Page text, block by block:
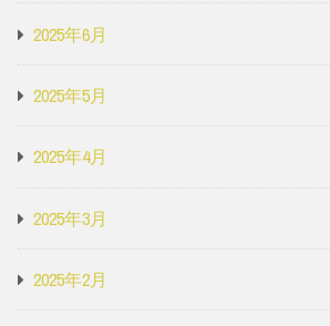
2025年6月
2025年5月
2025年4月
2025年3月
2025年2月